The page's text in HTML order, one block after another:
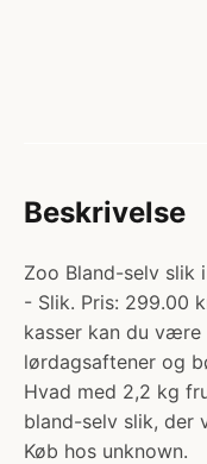
Beskrivelse
Zoo Bland-selv slik
- Slik. Pris: 299.00
kasser kan du
lørdagsaftener og
Hvad med 2,2 kg
bland-selv slik,
Køb hos unknown.